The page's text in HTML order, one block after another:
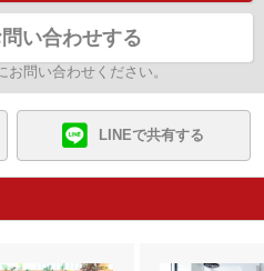
い合わせする
問い合わせください。
LINEで共有する